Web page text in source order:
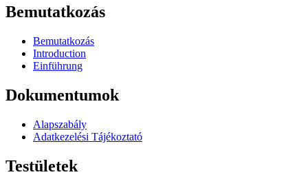
Bemutatkozás
Bemutatkozás
Introduction
Einführung
Dokumentumok
Alapszabály
Adatkezelési Tájékoztató
Testületek